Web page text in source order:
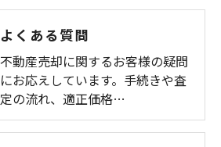
よくある質問
不動産売却に関するお客様の疑問
にお応えしています。手続きや査
定の流れ、適正価格…